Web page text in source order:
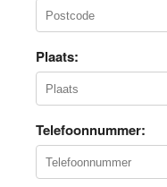
Plaats:
Telefoonnummer: